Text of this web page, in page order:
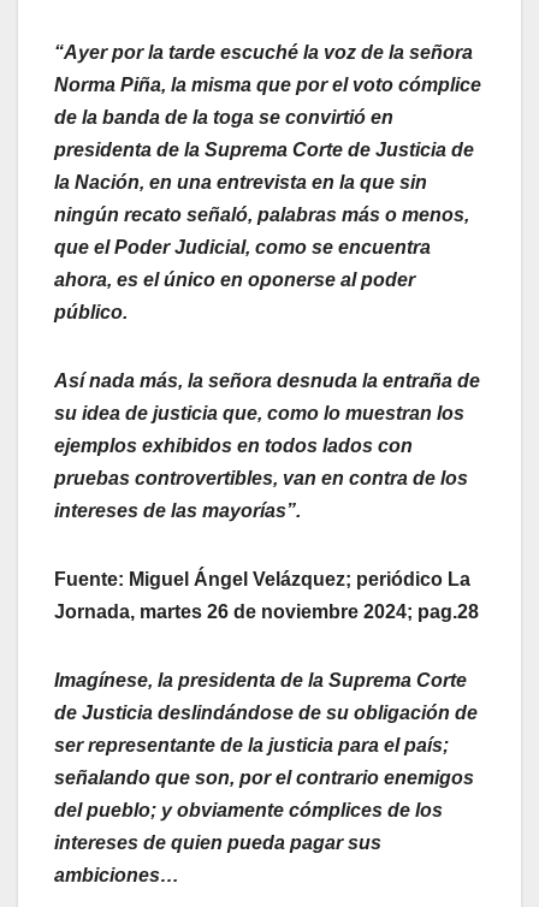
“Ayer por la tarde escuché la voz de la señora
Norma Piña, la misma que por el voto cómplice
de la banda de la toga se convirtió en
presidenta de la Suprema Corte de Justicia de
la Nación, en una entrevista en la que sin
ningún recato señaló, palabras más o menos,
que el Poder Judicial, como se encuentra
ahora, es el único en oponerse al poder
público.
Así nada más, la señora desnuda la entraña de
su idea de justicia que, como lo muestran los
ejemplos exhibidos en todos lados con
pruebas controvertibles, van en contra de los
intereses de las mayorías”.
Fuente: Miguel Ángel Velázquez; periódico La
Jornada, martes 26 de noviembre 2024; pag.28
Imagínese, la presidenta de la Suprema Corte
de Justicia deslindándose de su obligación de
ser representante de la justicia para el país;
señalando que son, por el contrario enemigos
del pueblo; y obviamente cómplices de los
intereses de quien pueda pagar sus
ambiciones…